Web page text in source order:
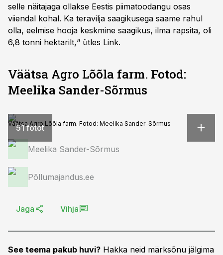
selle näitajaga ollakse Eestis piimatoodangu osas
viiendal kohal. Ka teravilja saagikusega saame rahul
olla, eelmise hooja keskmine saagikus, ilma rapsita, oli
6,8 tonni hektarilt,“ ütles Link.
Väätsa Agro Lõõla farm. Fotod:
Meelika Sander-Sõrmus
51 fotot
Väätsa Agro Lõõla farm. Fotod: Meelika Sander-Sõrmus
Meelika Sander-Sõrmus
Põllumajandus.ee
Jaga Vihja
See teema pakub huvi? Hakka neid märksõnu jälgima